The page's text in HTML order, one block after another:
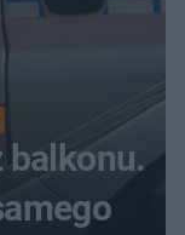
balkonu.